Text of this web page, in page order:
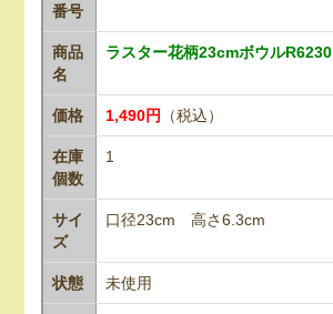
番号
商品
名
ラスター花柄23cmボウルR6230
価格 1,490円 （税込）
在庫
個数
1
サイ
ズ
口径23cm 高さ6.3cm
状態 未使用